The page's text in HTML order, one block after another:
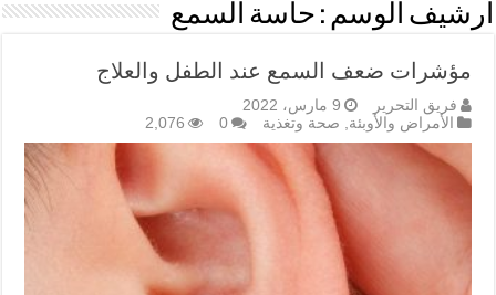
أرشيف الوسم : حاسة السمع
مؤشرات ضعف السمع عند الطفل والعلاج
فريق التحرير
9 مارس، 2022
الأمراض والأوبئة, صحة وتغذية 0
2,076